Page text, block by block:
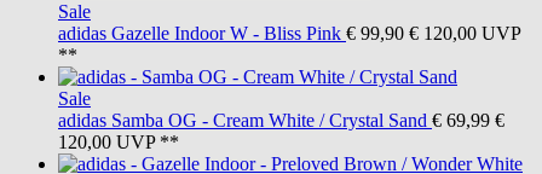
Sale
adidas Gazelle Indoor W - Bliss Pink € 99,90 € 120,00 UVP
**
Sale
adidas Samba OG - Cream White / Crystal Sand € 69,99 €
120,00 UVP **